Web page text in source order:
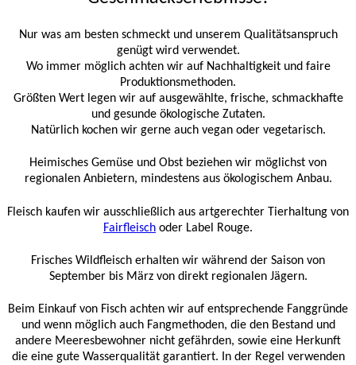
Nur was am besten schmeckt und unserem Qualitätsanspruch
genügt wird verwendet.
Wo immer möglich achten wir auf Nachhaltigkeit und faire
Produktionsmethoden.
Größten Wert legen wir auf ausgewählte, frische, schmackhafte
und gesunde ökologische Zutaten.
Natürlich kochen wir gerne auch vegan oder vegetarisch.
Heimisches Gemüse und Obst beziehen wir möglichst von
regionalen Anbietern, mindestens aus ökologischem Anbau.
Fleisch kaufen wir ausschließlich aus artgerechter Tierhaltung von
Fairfleisch oder Label Rouge.
Frisches Wildfleisch erhalten wir während der Saison von
September bis März von direkt regionalen Jägern.
Beim Einkauf von Fisch achten wir auf entsprechende Fanggründe
und wenn möglich auch Fangmethoden, die den Bestand und
andere Meeresbewohner nicht gefährden, sowie eine Herkunft
die eine gute Wasserqualität garantiert. In der Regel verwenden